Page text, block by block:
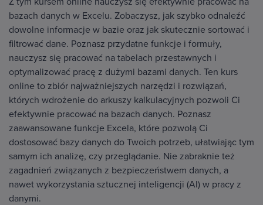
bazach danych w Excelu. Zobaczysz, jak szybko odnaleźć
dowolne informacje w bazie oraz jak skutecznie sortować i
filtrować dane. Poznasz przydatne funkcje i formuły,
nauczysz się pracować na tabelach przestawnych i
optymalizować pracę z dużymi bazami danych. Ten kurs
online to zbiór najważniejszych narzędzi i rozwiązań,
których wdrożenie do arkuszy kalkulacyjnych pozwoli Ci
efektywnie pracować na bazach danych. Poznasz
zaawansowane funkcje Excela, które pozwolą Ci
dostosować bazy danych do Twoich potrzeb, ułatwiając tym
samym ich analizę, czy przeglądanie. Nie zabraknie też
zagadnień związanych z bezpieczeństwem danych, a
nawet wykorzystania sztucznej inteligencji (AI) w pracy z
danymi.